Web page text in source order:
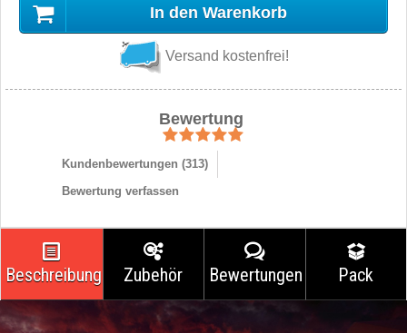
In den Warenkorb
Versand kostenfrei!
Bewertung
Kundenbewertungen (313)
Bewertung verfassen
Beschreibung Zubehör Bewertungen Pack